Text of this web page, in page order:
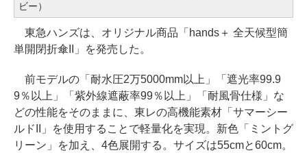
ビー）
東急ハンズは、オリジナル商品「hands＋ 全天候型簡
単開閉折傘II」を発売した。
前モデルの「耐水圧2万5000mm以上」「遮光率99.9
9％以上」「紫外線遮蔽率99％以上」「耐風骨仕様」な
どの性能をそのままに、東レの高機能素材「サマーシー
ルドII」を使用することで軽量化を実現。新色「ミントグ
リーン」を加え、4色展開する。サイズは55cmと60cm。